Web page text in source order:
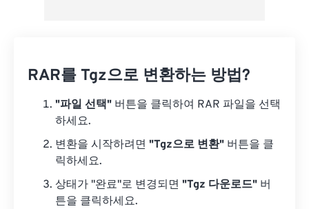
RAR를 Tgz으로 변환하는 방법?
"파일 선택" 버튼을 클릭하여 RAR 파일을 선택
하세요.
변환을 시작하려면 "Tgz으로 변환" 버튼을 클
릭하세요.
상태가 "완료"로 변경되면 "Tgz 다운로드" 버
튼을 클릭하세요.